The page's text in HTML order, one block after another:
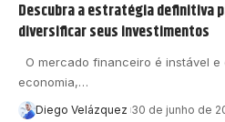
Descubra a estratégia definitiva
diversificar seus investimentos
O mercado financeiro é instável
economia,…
Diego Velázquez 30 de junho de